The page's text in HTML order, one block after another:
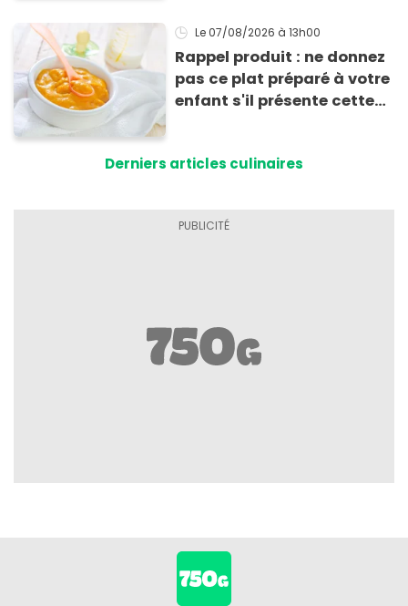
Le 07/08/2026 à 13h00
Rappel produit : ne donnez
pas ce plat préparé à votre
enfant s'il présente cette
Derniers articles culinaires